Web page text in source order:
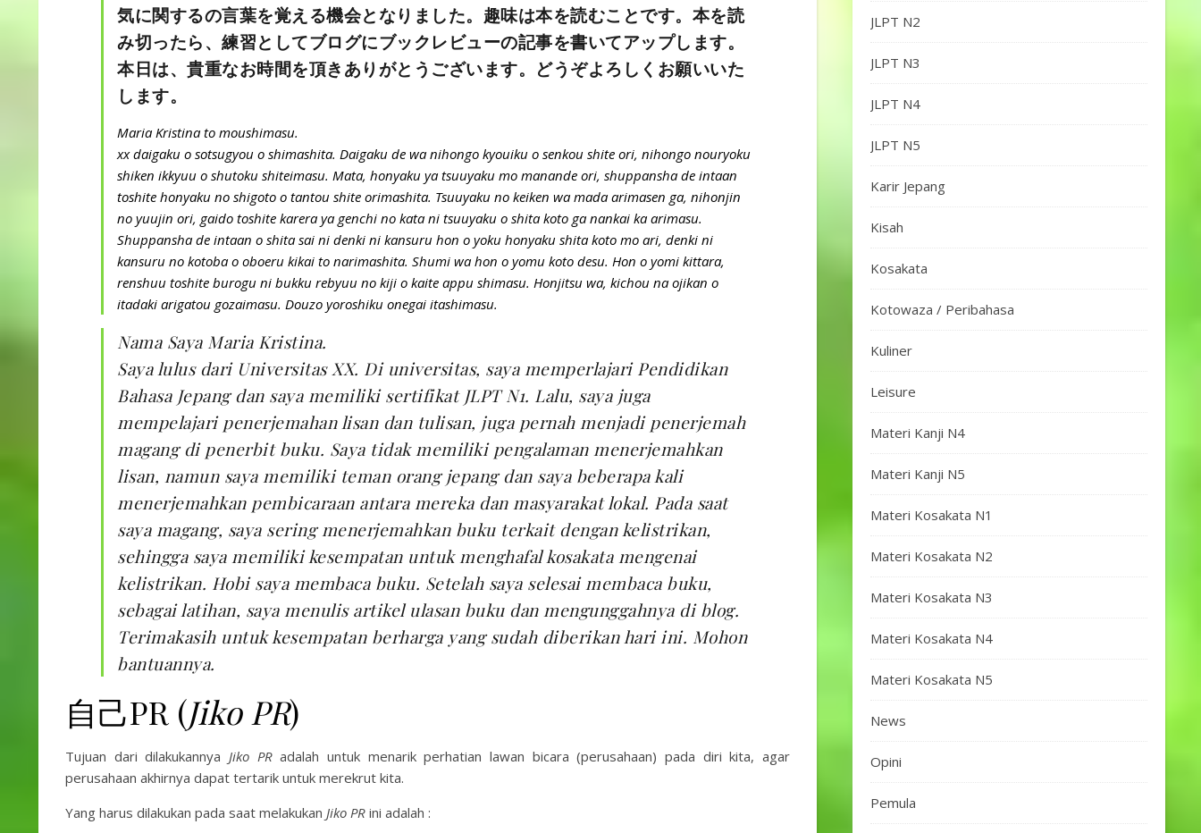
気に関するの言葉を覚える機会となりました。趣味は本を読むことです。本を読
み切ったら、練習としてブログにブックレビューの記事を書いてアップします。
本日は、貴重なお時間を頂きありがとうございます。どうぞよろしくお願いいた
します。
Maria Kristina to moushimasu.
xx daigaku o sotsugyou o shimashita. Daigaku de wa nihongo kyouiku o senkou shite ori, nihongo nouryoku
shiken ikkyuu o shutoku shiteimasu. Mata, honyaku ya tsuuyaku mo manande ori, shuppansha de intaan
toshite honyaku no shigoto o tantou shite orimashita. Tsuuyaku no keiken wa mada arimasen ga, nihonjin
no yuujin ori, gaido toshite karera ya genchi no kata ni tsuuyaku o shita koto ga nankai ka arimasu.
Shuppansha de intaan o shita sai ni denki ni kansuru hon o yoku honyaku shita koto mo ari, denki ni
kansuru no kotoba o oboeru kikai to narimashita. Shumi wa hon o yomu koto desu. Hon o yomi kittara,
renshuu toshite burogu ni bukku rebyuu no kiji o kaite appu shimasu. Honjitsu wa, kichou na ojikan o
itadaki arigatou gozaimasu. Douzo yoroshiku onegai itashimasu.
Nama Saya Maria Kristina.
Saya lulus dari Universitas XX. Di universitas, saya memperlajari Pendidikan
Bahasa Jepang dan saya memiliki sertifikat JLPT N1. Lalu, saya juga
mempelajari penerjemahan lisan dan tulisan, juga pernah menjadi penerjemah
magang di penerbit buku. Saya tidak memiliki pengalaman menerjemahkan
lisan, namun saya memiliki teman orang jepang dan saya beberapa kali
menerjemahkan pembicaraan antara mereka dan masyarakat lokal. Pada saat
saya magang, saya sering menerjemahkan buku terkait dengan kelistrikan,
sehingga saya memiliki kesempatan untuk menghafal kosakata mengenai
kelistrikan. Hobi saya membaca buku. Setelah saya selesai membaca buku,
sebagai latihan, saya menulis artikel ulasan buku dan mengunggahnya di blog.
Terimakasih untuk kesempatan berharga yang sudah diberikan hari ini. Mohon
bantuannya.
自己PR (Jiko PR)
Tujuan dari dilakukannya Jiko PRadalah untuk menarik perhatian lawan bicara (perusahaan) pada diri kita, agar
perusahaan akhirnya dapat tertarik untuk merekrut kita.
Yang harus dilakukan pada saat melakukan Jiko PR ini adalah :
JLPT N2
JLPT N3
JLPT N4
JLPT N5
Karir Jepang
Kisah
Kosakata
Kotowaza / Peribahasa
Kuliner
Leisure
Materi Kanji N4
Materi Kanji N5
Materi Kosakata N1
Materi Kosakata N2
Materi Kosakata N3
Materi Kosakata N4
Materi Kosakata N5
News
Opini
Pemula